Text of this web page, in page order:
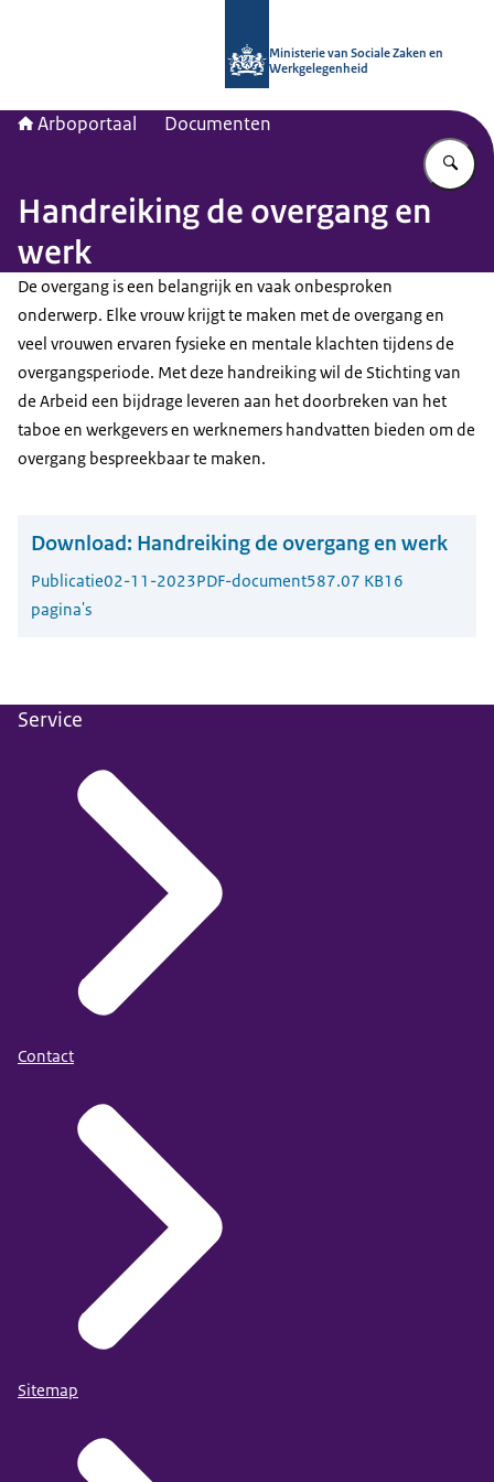
Ministerie van Sociale Zaken en
Werkgelegenheid
Arboportaal Documenten
Handreiking de overgang en
werk
De overgang is een belangrijk en vaak onbesproken
onderwerp. Elke vrouw krijgt te maken met de overgang en
veel vrouwen ervaren fysieke en mentale klachten tijdens de
overgangsperiode. Met deze handreiking wil de Stichting van
de Arbeid een bijdrage leveren aan het doorbreken van het
taboe en werkgevers en werknemers handvatten bieden om de
overgang bespreekbaar te maken.
Download: Handreiking de overgang en werk
Publicatie02-11-2023PDF-document587.07 KB16
pagina's
Service
Contact
Sitemap